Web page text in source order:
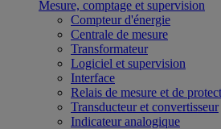
Mesure, comptage et supervision
Compteur d'énergie
Centrale de mesure
Transformateur
Logiciel et supervision
Interface
Relais de mesure et de
Transducteur et convertisseur
Indicateur analogique